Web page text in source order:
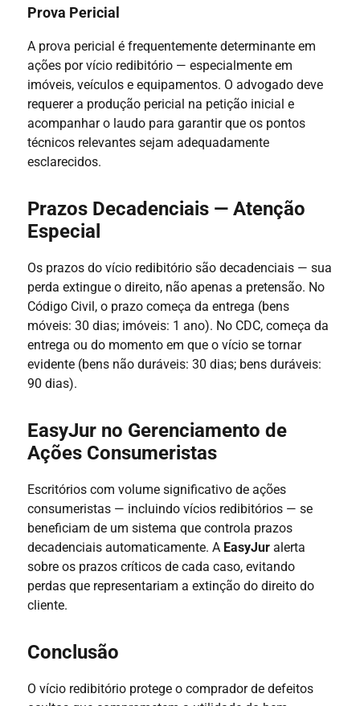
Prova Pericial
A prova pericial é frequentemente determinante em
ações por vício redibitório — especialmente em
imóveis, veículos e equipamentos. O advogado deve
requerer a produção pericial na petição inicial e
acompanhar o laudo para garantir que os pontos
técnicos relevantes sejam adequadamente
esclarecidos.
Prazos Decadenciais — Atenção
Especial
Os prazos do vício redibitório são decadenciais — sua
perda extingue o direito, não apenas a pretensão. No
Código Civil, o prazo começa da entrega (bens
móveis: 30 dias; imóveis: 1 ano). No CDC, começa da
entrega ou do momento em que o vício se tornar
evidente (bens não duráveis: 30 dias; bens duráveis:
90 dias).
EasyJur no Gerenciamento de
Ações Consumeristas
Escritórios com volume significativo de ações
consumeristas — incluindo vícios redibitórios — se
beneficiam de um sistema que controla prazos
decadenciais automaticamente. A EasyJuralerta
sobre os prazos críticos de cada caso, evitando
perdas que representariam a extinção do direito do
cliente.
Conclusão
O vício redibitório protege o comprador de defeitos